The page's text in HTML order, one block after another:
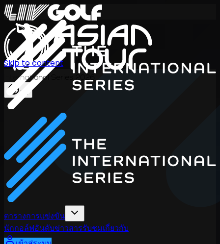
International Series 2026
TH
ตารางการแข่งขัน
นักกอล์ฟอันดับข่าวสารรับชมเกี่ยวกับ
Skip to content